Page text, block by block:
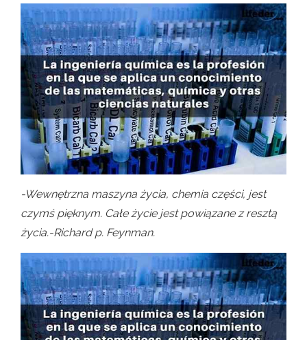
-Wewnętrzna maszyna życia, chemia części, jest
czymś pięknym. Całe życie jest powiązane z resztą
życia.-Richard p. Feynman.